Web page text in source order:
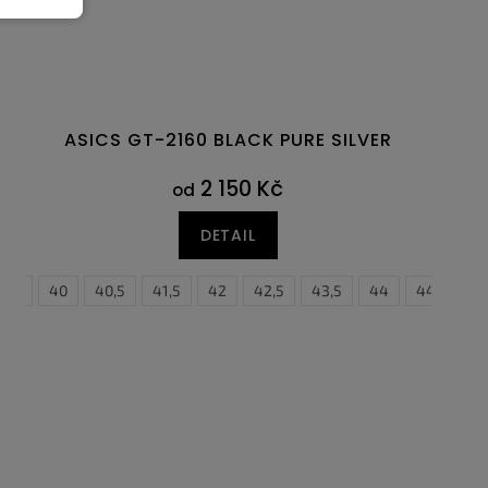
ASICS GT-2160 BLACK PURE SILVER
od 2 150 Kč
DETAIL
40 40,5 41,5 42 42,5 43,5 44 44,5